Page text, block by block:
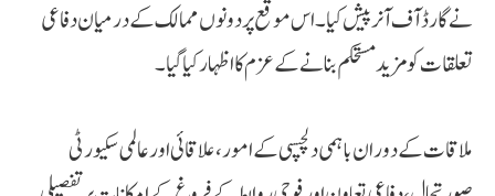
نے گارڈ آف آنر پیش کیا۔ اس موقع پر دونوں ممالک کے درمیان دفاعی
تعلقات کو مزید مستحکم بنانے کے عزم کا اظہار کیا گیا۔
ملاقات کے دوران باہمی دلچسپی کے امور، علاقائی اور عالمی سکیورٹی